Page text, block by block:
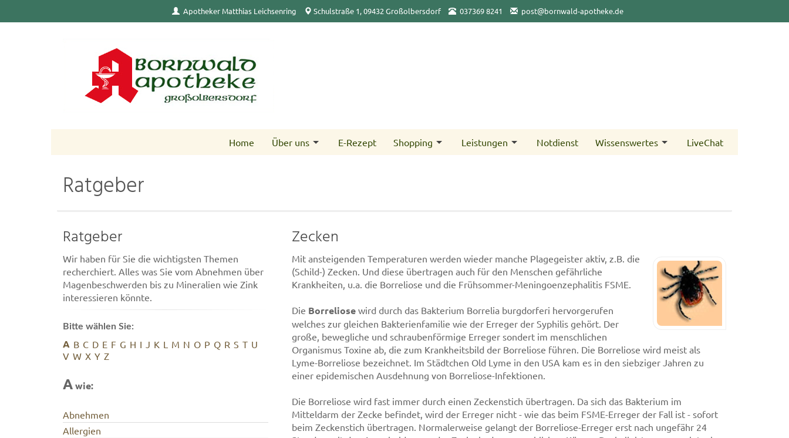
Apotheker Matthias Leichsenring Schulstraße 1, 09432 Großolbersdorf 03­7369 8241 post@bornwald-apotheke.de
Home Über uns E-Rezept Shopping Leistungen Notdienst Wissenswertes LiveChat
Ratgeber
Ratgeber
Wir haben für Sie die wichtigsten Themen
recherchiert. Alles was Sie vom Abnehmen über
Magenbeschwerden bis zu Mineralien wie Zink
interessieren könnte.
Bitte wählen Sie:
A B C D E F G H I J K L M N O P Q R S T U
V W X Y Z
Awie:
Abnehmen
Allergien
Zecken
Mit ansteigenden Temperaturen werden wieder manche Plagegeister aktiv, z.B. die
(Schild-) Zecken. Und diese übertragen auch für den Menschen gefährliche
Krankheiten, u.a. die Borreliose und die Frühsommer-Meningoenzephalitis FSME.
Die Borreliose wird durch das Bakterium Borrelia burgdorferi hervorgerufen
welches zur gleichen Bakterienfamilie wie der Erreger der Syphilis gehört. Der
große, bewegliche und schraubenförmige Erreger sondert im menschlichen
Organismus Toxine ab, die zum Krankheitsbild der Borreliose führen. Die Borreliose wird meist als
Lyme-Borreliose bezeichnet. Im Städtchen Old Lyme in den USA kam es in den siebziger Jahren zu
einer epidemischen Ausdehnung von Borreliose-Infektionen.
Die Borreliose wird fast immer durch einen Zeckenstich übertragen. Da sich das Bakterium im
Mitteldarm der Zecke befindet, wird der Erreger nicht - wie das beim FSME-Erreger der Fall ist - sofort
beim Zeckenstich übertragen. Normalerweise gelangt der Borreliose-Erreger erst nach ungefähr 24